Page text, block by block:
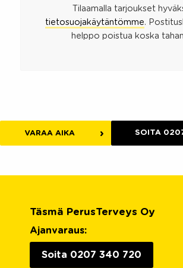
Tilaamalla tarjoukset
tietosuojakäytäntömme.
helppo poistua koska
VARAA AIKA SOITA
Täsmä PerusTerveys Oy
Ajanvaraus:
Soita 0207 340 720